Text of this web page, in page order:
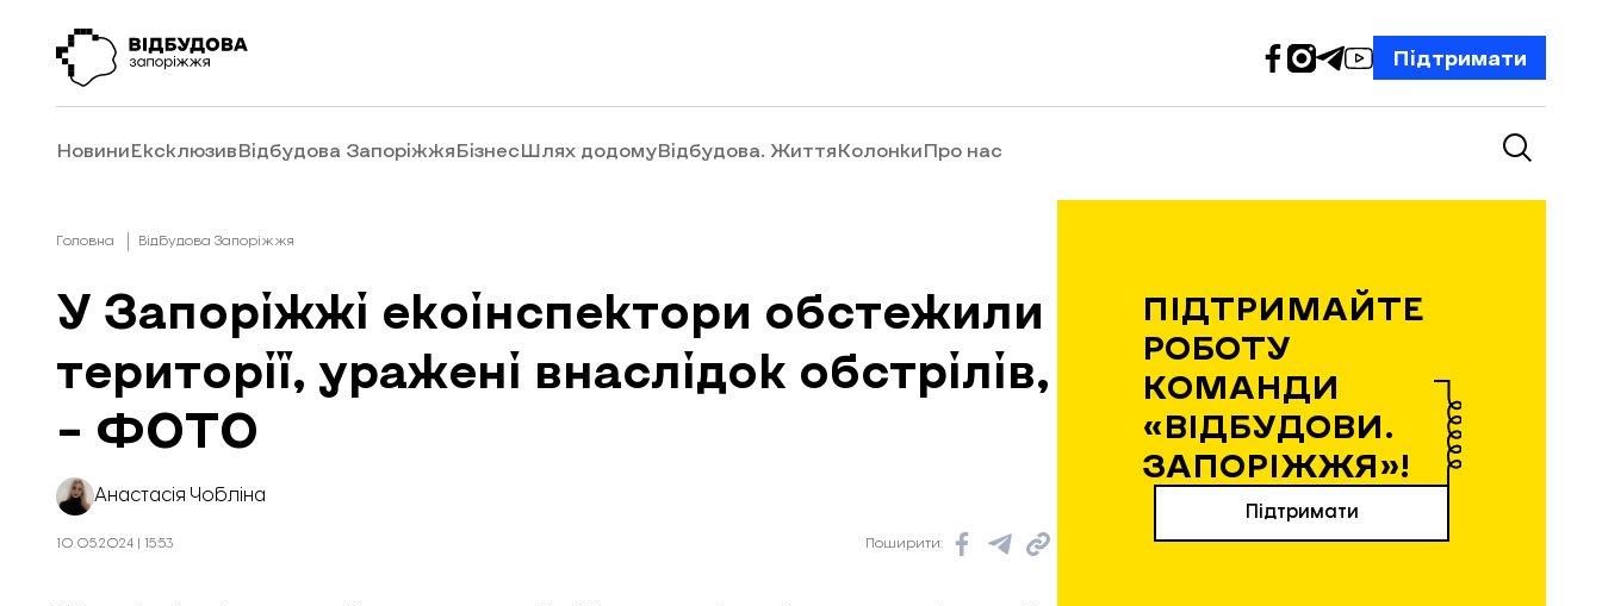
Підтримати
НовиниЕксклюзивВідбудова ЗапоріжжяБізнесШлях додомуВідбудова. ЖиттяКолонкиПро нас
Головна Відбудова Запоріжжя
У Запоріжжі екоінспектори обстежили
території, уражені внаслідок обстрілів,
– ФОТО
Анастасія Чобліна
10.05.2024 | 15:53 Поширити:
ПІДТРИМАЙТЕ
РОБОТУ
КОМАНДИ
«ВІДБУДОВИ.
ЗАПОРІЖЖЯ»!
Підтримати